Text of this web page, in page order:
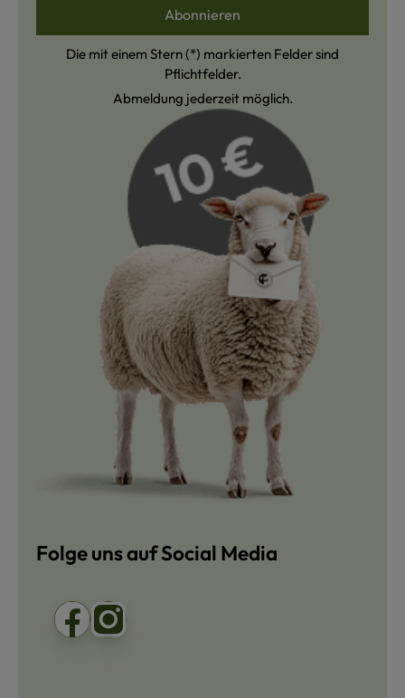
Abonnieren
Die mit einem Stern (*) markierten Felder sind
Pflichtfelder.
Abmeldung jederzeit möglich.
Folge uns auf Social Media